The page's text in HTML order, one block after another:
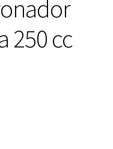
250 cc